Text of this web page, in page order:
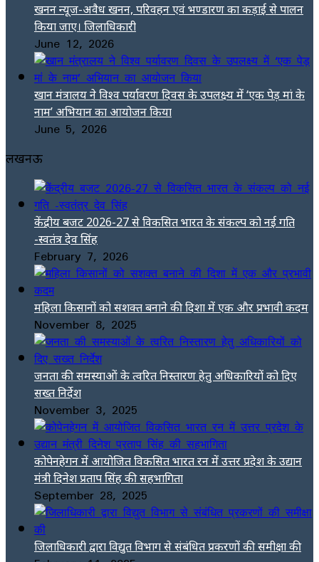
खनन न्यूज-अवैध खनन, परिवहन एवं भण्डारण का कड़ाई से पालन
किया जाए। जिलाधिकारी
June 12, 2026
खान मंत्रालय ने विश्व पर्यावरण दिवस के उपलक्ष्य में ‘एक पेड़ मां के
नाम’ अभियान का आयोजन किया
June 5, 2026
लखनऊ
केंद्रीय बजट 2026-27 से विकसित भारत के संकल्प को नई गति
-स्वतंत्र देव सिंह
February 7, 2026
महिला किसानों को सशक्त बनाने की दिशा में एक और प्रभावी कदम
November 8, 2025
जनता की समस्याओं के त्वरित निस्तारण हेतु अधिकारियों को दिए
सख्त निर्देश
November 3, 2025
कोपेनहेगन में आयोजित विकसित भारत रन में उत्तर प्रदेश के उद्यान
मंत्री दिनेश प्रताप सिंह की सहभागिता
September 28, 2025
जिलाधिकारी द्वारा विद्युत विभाग से संबंधित प्रकरणों की समीक्षा की